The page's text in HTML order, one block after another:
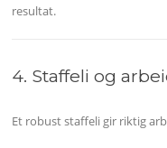
resultat.
4. Staffeli og
Et robust staffeli gir riktig